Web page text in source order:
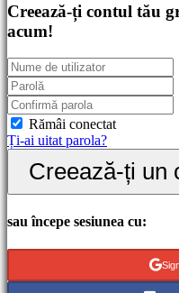
Comunitate
Gameplay
Evenimente
în
joc
Noutăți
Media
Ghiduri
Forum
IDC
Gifts
IDC
Plays
FAQ
Creează-ți contul tău
acum!
Rămâi conectat
Ți-ai uitat parola?
Creează-ți un
sau începe sesiunea cu: